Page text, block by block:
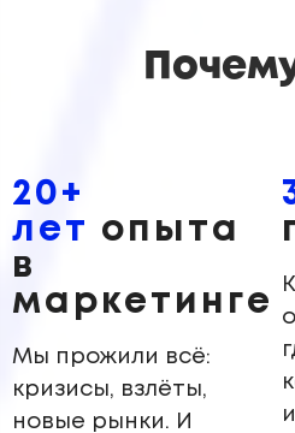
20+
лет опыта
в
маркетинге
Мы прожили всё:
кризисы, взлёты,
новые рынки. И